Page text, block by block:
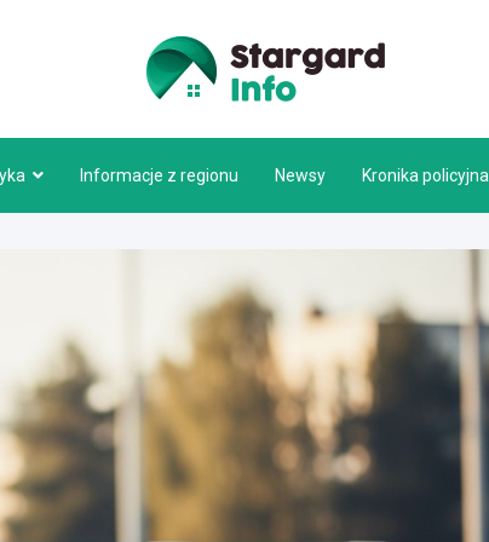
Informacje z regionu Newsy Kronika policyjna